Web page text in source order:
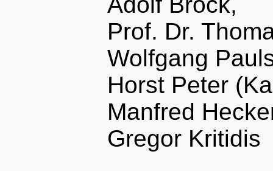
Prof. Dr.
Wolfgang
Horst Peter
Manfred
Gregor Kritidis